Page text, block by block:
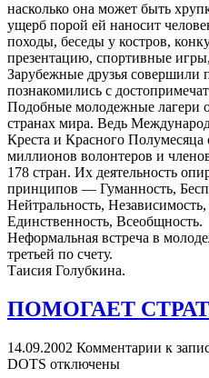
насколько она может быть
ущерб порой ей наносит
походы, беседы у костров,
презентацию, спортивные
Зарубежные друзья совершили
познакомились с
Подобные молодежные лагери
странах мира. Ведь
Креста и Красного Полумесяца
миллионов волонтеров и
178 стран. Их деятельность
принципов — Гуманность,
Нейтральность,
Единственность, Всеобщность.
Неформальная встреча в
третьей по счету.
Таисия Голубкина.
ПОМОГАЕТ
14.09.2002 Комментарии к
DOTS отключены